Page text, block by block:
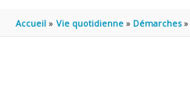
Accueil Vie quotidienne Démarches